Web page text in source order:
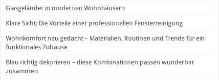
Glasgeländer in modernen Wohnhäusern
Klare Sicht: Die Vorteile einer professionellen Fensterreinigung
Wohnkomfort neu gedacht – Materialien, Routinen und Trends für ein
funktionales Zuhause
Blau richtig dekorieren – diese Kombinationen passen wunderbar
zusammen